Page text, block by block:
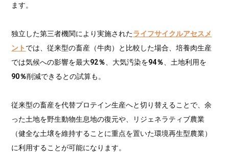
ます。
独立した第三者機関により実施されたライフサイクルアセスメ
ント では、従来型の畜産（牛肉）と比較した場合、培養肉生産
では気候への影響を最大92％ 、大気汚染を94％ 、土地利用を
90％削減できるとの試算も。
従来型の畜産を代替プロテイン生産へと切り替えることで、余
った土地を野生動物生息地の復元や、リジェネラティブ農業
（健全な土壌を維持することに重点を置いた環境再生型農業）
に利用することが可能になります。